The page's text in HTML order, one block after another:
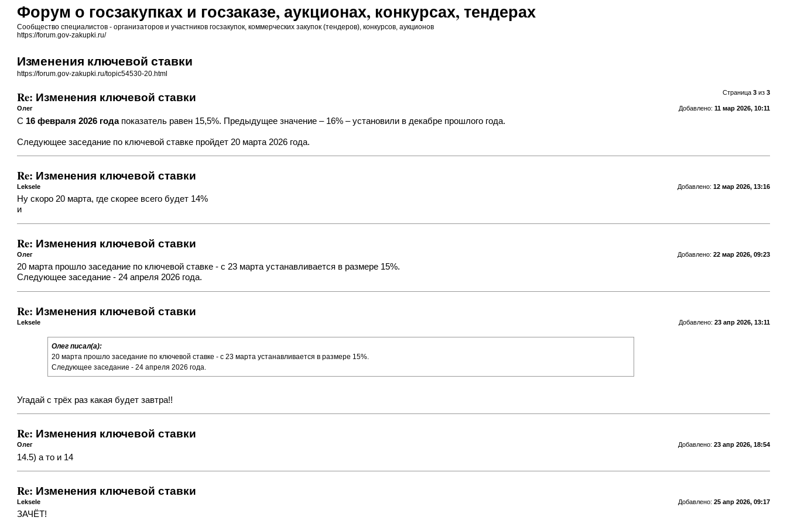
Форум о госзакупках и госзаказе, аукционах, конкурсах, тендерах
Сообщество специалистов - организаторов и участников госзакупок, коммерческих закупок (тендеров), конкурсов, аукционов
https://forum.gov-zakupki.ru/
Изменения ключевой ставки
https://forum.gov-zakupki.ru/topic54530-20.html
Страница 3из 3
Re: Изменения ключевой ставки
Добавлено: 11 мар 2026, 10:11
Олег
С 16 февраля 2026 годапоказатель равен 15,5%. Предыдущее значение – 16% – установили в декабре прошлого года.
Следующее заседание по ключевой ставке пройдет 20 марта 2026 года.
Re: Изменения ключевой ставки
Добавлено: 12 мар 2026, 13:16
Leksele
Ну скоро 20 марта, где скорее всего будет 14%
и
Re: Изменения ключевой ставки
Добавлено: 22 мар 2026, 09:23
Олег
20 марта прошло заседание по ключевой ставке - с 23 марта устанавливается в размере 15%.
Следующее заседание - 24 апреля 2026 года.
Re: Изменения ключевой ставки
Добавлено: 23 апр 2026, 13:11
Leksele
Олег писал(а):
20 марта прошло заседание по ключевой ставке - с 23 марта устанавливается в размере 15%.
Следующее заседание - 24 апреля 2026 года.
Угадай с трёх раз какая будет завтра!!
Re: Изменения ключевой ставки
Добавлено: 23 апр 2026, 18:54
Олег
14.5) а то и 14
Re: Изменения ключевой ставки
Добавлено: 25 апр 2026, 09:17
Leksele
ЗАЧЁТ!